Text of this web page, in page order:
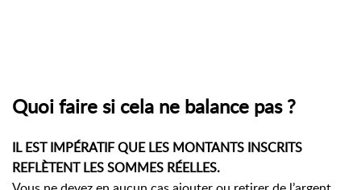
Quoi faire si cela ne balance pas ?
IL EST IMPÉRATIF QUE LES MONTANTS INSCRITS
REFLÈTENT LES SOMMES RÉELLES.